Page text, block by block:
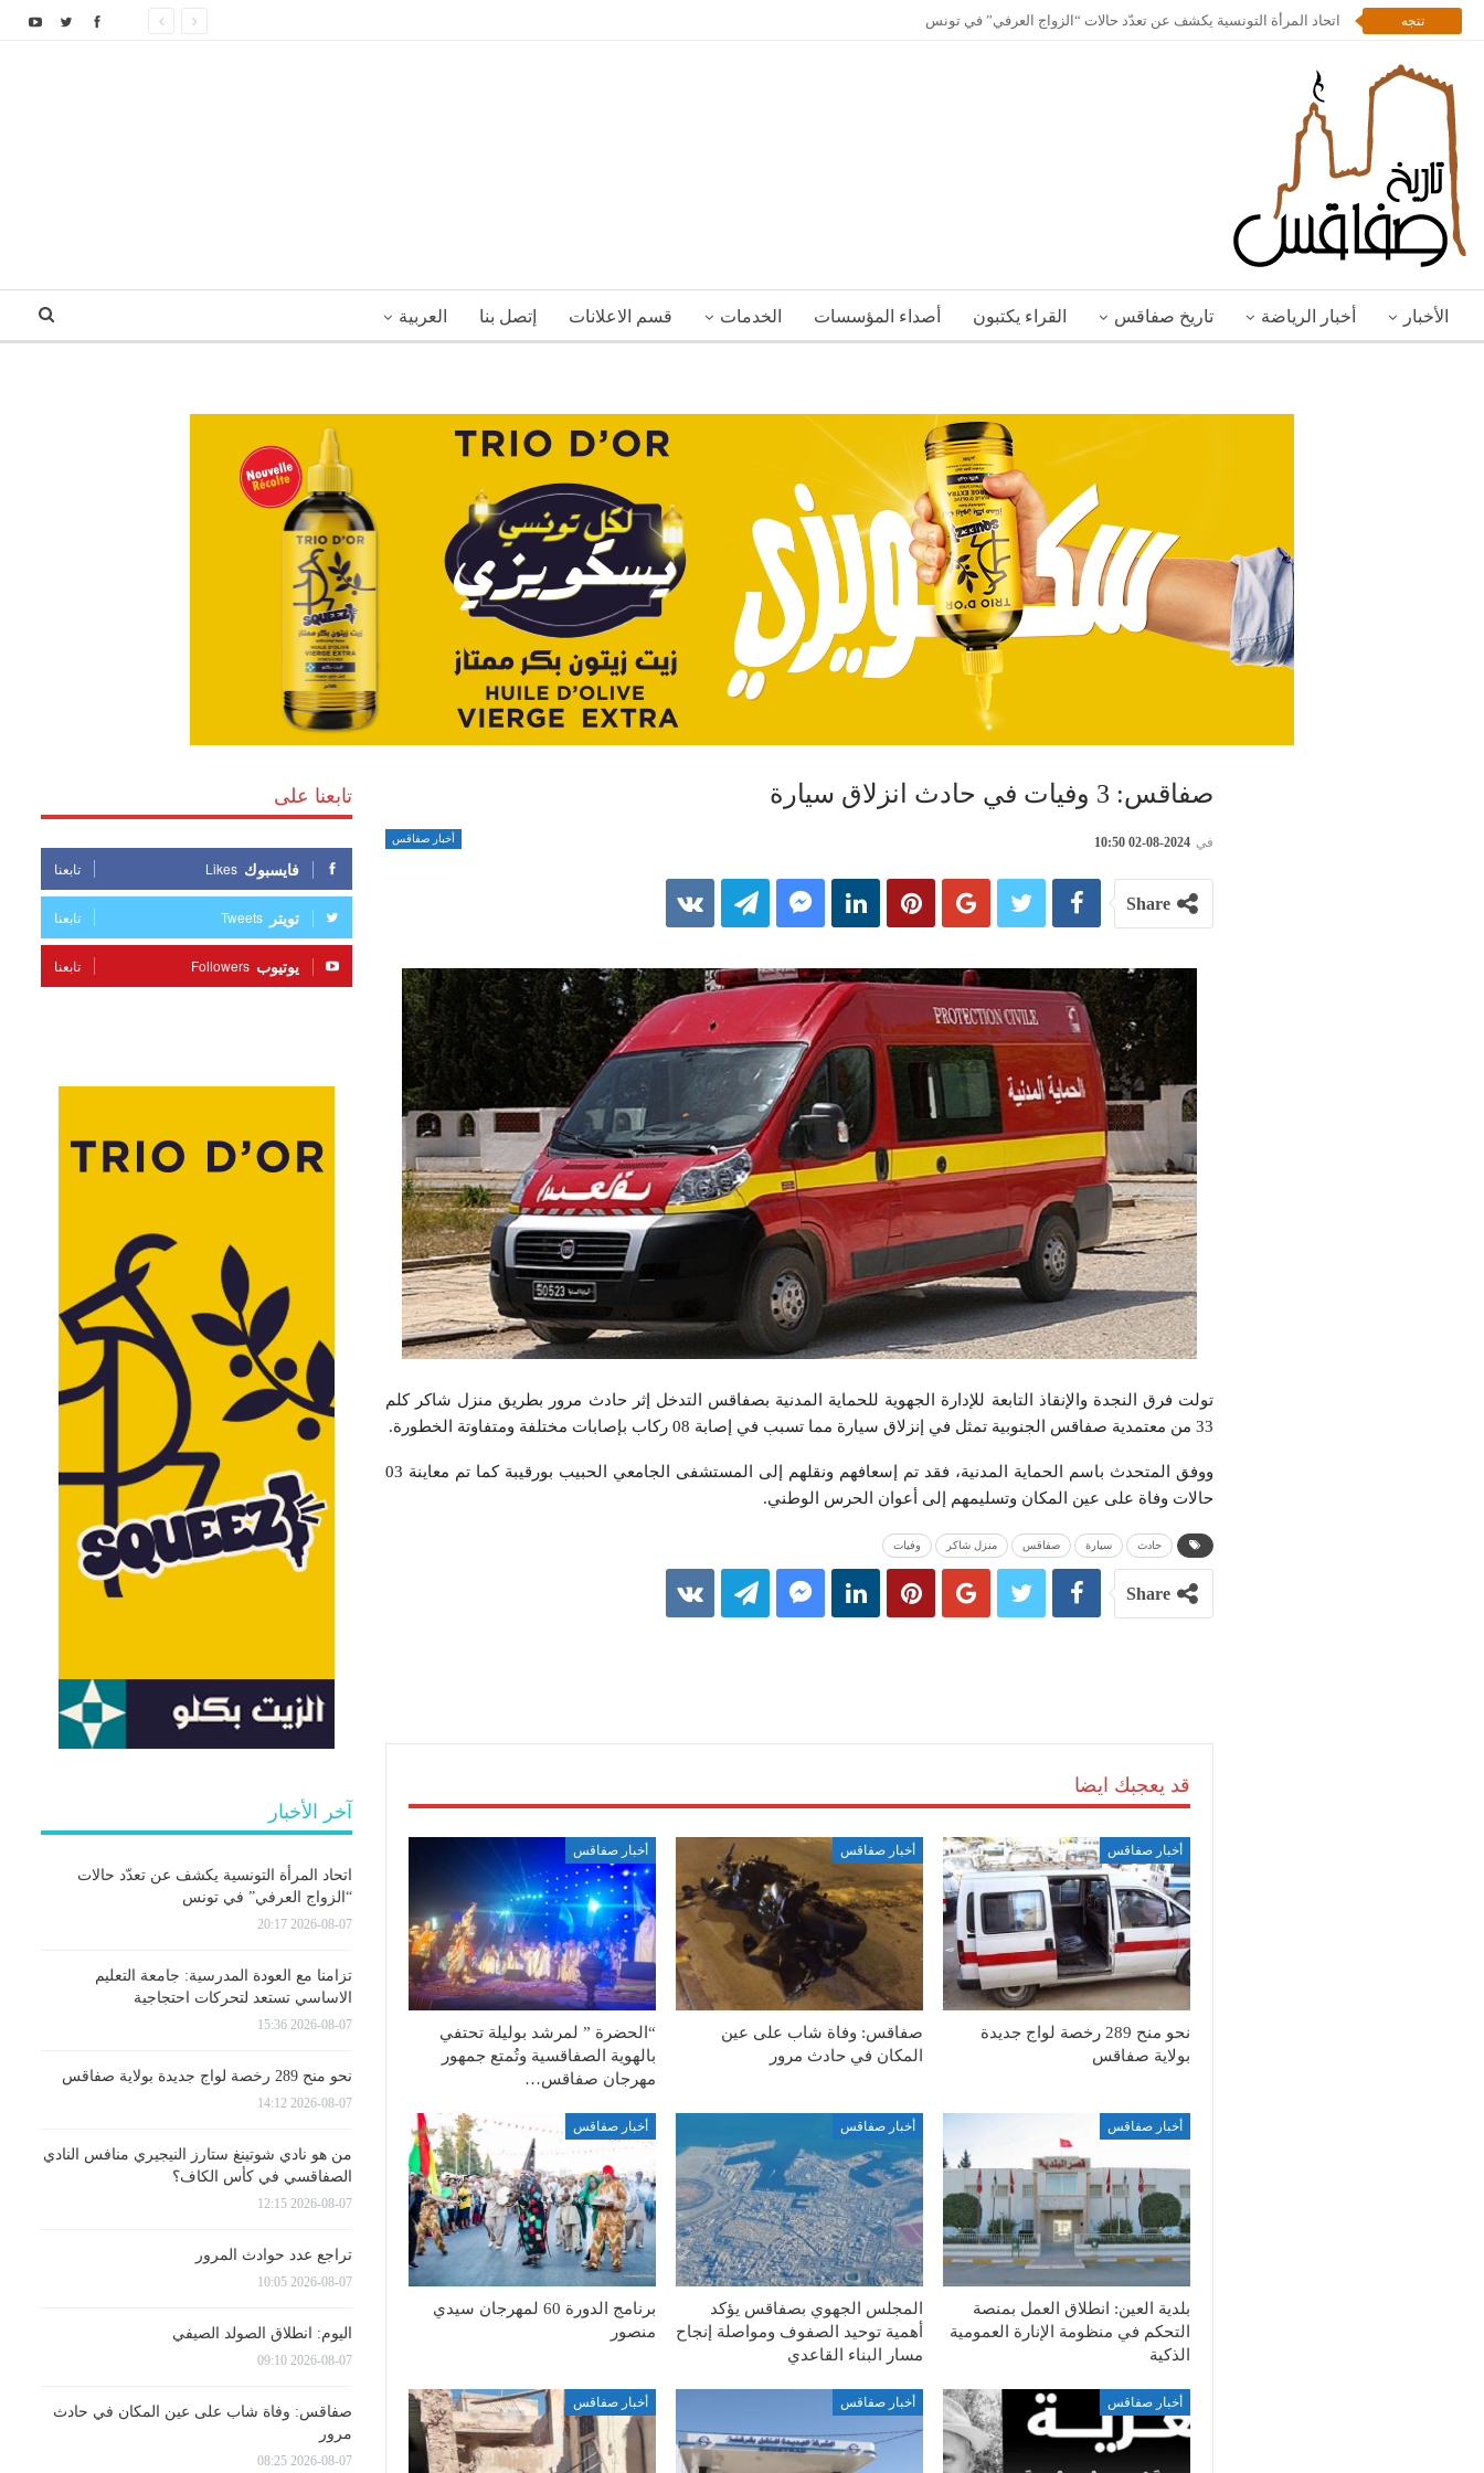
تتجه اتحاد المرأة التونسية يكشف عن تعدّد حالات “الزواج العرفي” في تونس
الأخبار أخبار الرياضة تاريخ صفاقس القراء يكتبون أصداء المؤسسات الخدمات قسم الاعلانات إتصل بنا العربية
صفاقس: 3 وفيات في حادث انزلاق سيارة
أخبار صفاقس في 2024-08-02 10:50
Share
تولت فرق النجدة والإنقاذ التابعة للإدارة الجهوية للحماية المدنية بصفاقس التدخل إثر حادث مرور بطريق منزل شاكر كلم
33 من معتمدية صفاقس الجنوبية تمثل في إنزلاق سيارة مما تسبب في إصابة 08 ركاب بإصابات مختلفة ومتفاوتة الخطورة.
ووفق المتحدث باسم الحماية المدنية، فقد تم إسعافهم ونقلهم إلى المستشفى الجامعي الحبيب بورقيبة كما تم معاينة 03
حالات وفاة على عين المكان وتسليمهم إلى أعوان الحرس الوطني.
حادث سيارة صفاقس منزل شاكر وفيات
Share
قد يعجبك ايضا
أخبار صفاقس
نحو منح 289 رخصة لواج جديدة
بولاية صفاقس
أخبار صفاقس
صفاقس: وفاة شاب على عين
المكان في حادث مرور
أخبار صفاقس
“الحضرة ” لمرشد بوليلة تحتفي
بالهوية الصفاقسية وتُمتع جمهور
مهرجان صفاقس…
أخبار صفاقس
بلدية العين: انطلاق العمل بمنصة
التحكم في منظومة الإنارة العمومية
الذكية
أخبار صفاقس
المجلس الجهوي بصفاقس يؤكد
أهمية توحيد الصفوف ومواصلة إنجاح
مسار البناء القاعدي
أخبار صفاقس
برنامج الدورة 60 لمهرجان سيدي
منصور
أخبار صفاقس أخبار صفاقس أخبار صفاقس
تابعنا على
فايسبوك Likes تابعنا
تويتر Tweets تابعنا
يوتيوب Followers تابعنا
آخر الأخبار
اتحاد المرأة التونسية يكشف عن تعدّد حالات
“الزواج العرفي” في تونس
2026-08-07 20:17
تزامنا مع العودة المدرسية: جامعة التعليم
الاساسي تستعد لتحركات احتجاجية
2026-08-07 15:36
نحو منح 289 رخصة لواج جديدة بولاية صفاقس
2026-08-07 14:12
من هو نادي شوتينغ ستارز النيجيري منافس النادي
الصفاقسي في كأس الكاف؟
2026-08-07 12:15
تراجع عدد حوادث المرور
2026-08-07 10:05
اليوم: انطلاق الصولد الصيفي
2026-08-07 09:10
صفاقس: وفاة شاب على عين المكان في حادث
مرور
2026-08-07 08:25